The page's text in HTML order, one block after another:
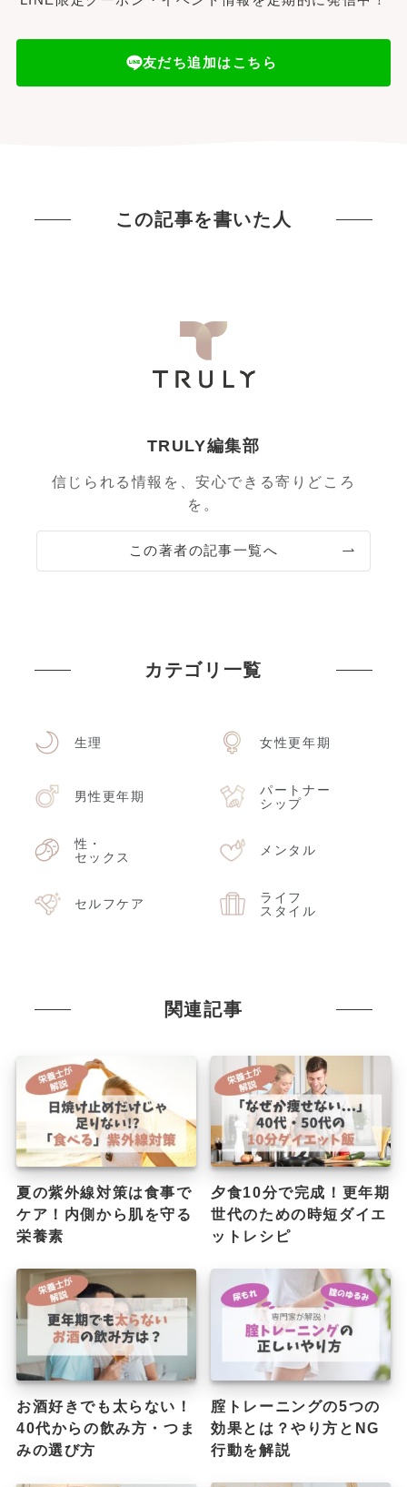
友だち追加はこちら
この記事を書いた人
TRULY編集部
信じられる情報を、安心できる寄りどころ
を。
この著者の記事一覧へ
カテゴリ一覧
生理 女性更年期
男性更年期
パートナー
シップ
性・
セックス
メンタル
セルフケア
ライフ
スタイル
関連記事
夏の紫外線対策は食事で
ケア！内側から肌を守る
栄養素
夕食10分で完成！更年期
世代のための時短ダイエ
ットレシピ
お酒好きでも太らない！
40代からの飲み方・つま
みの選び方
腟トレーニングの5つの
効果とは？やり方とNG
行動を解説